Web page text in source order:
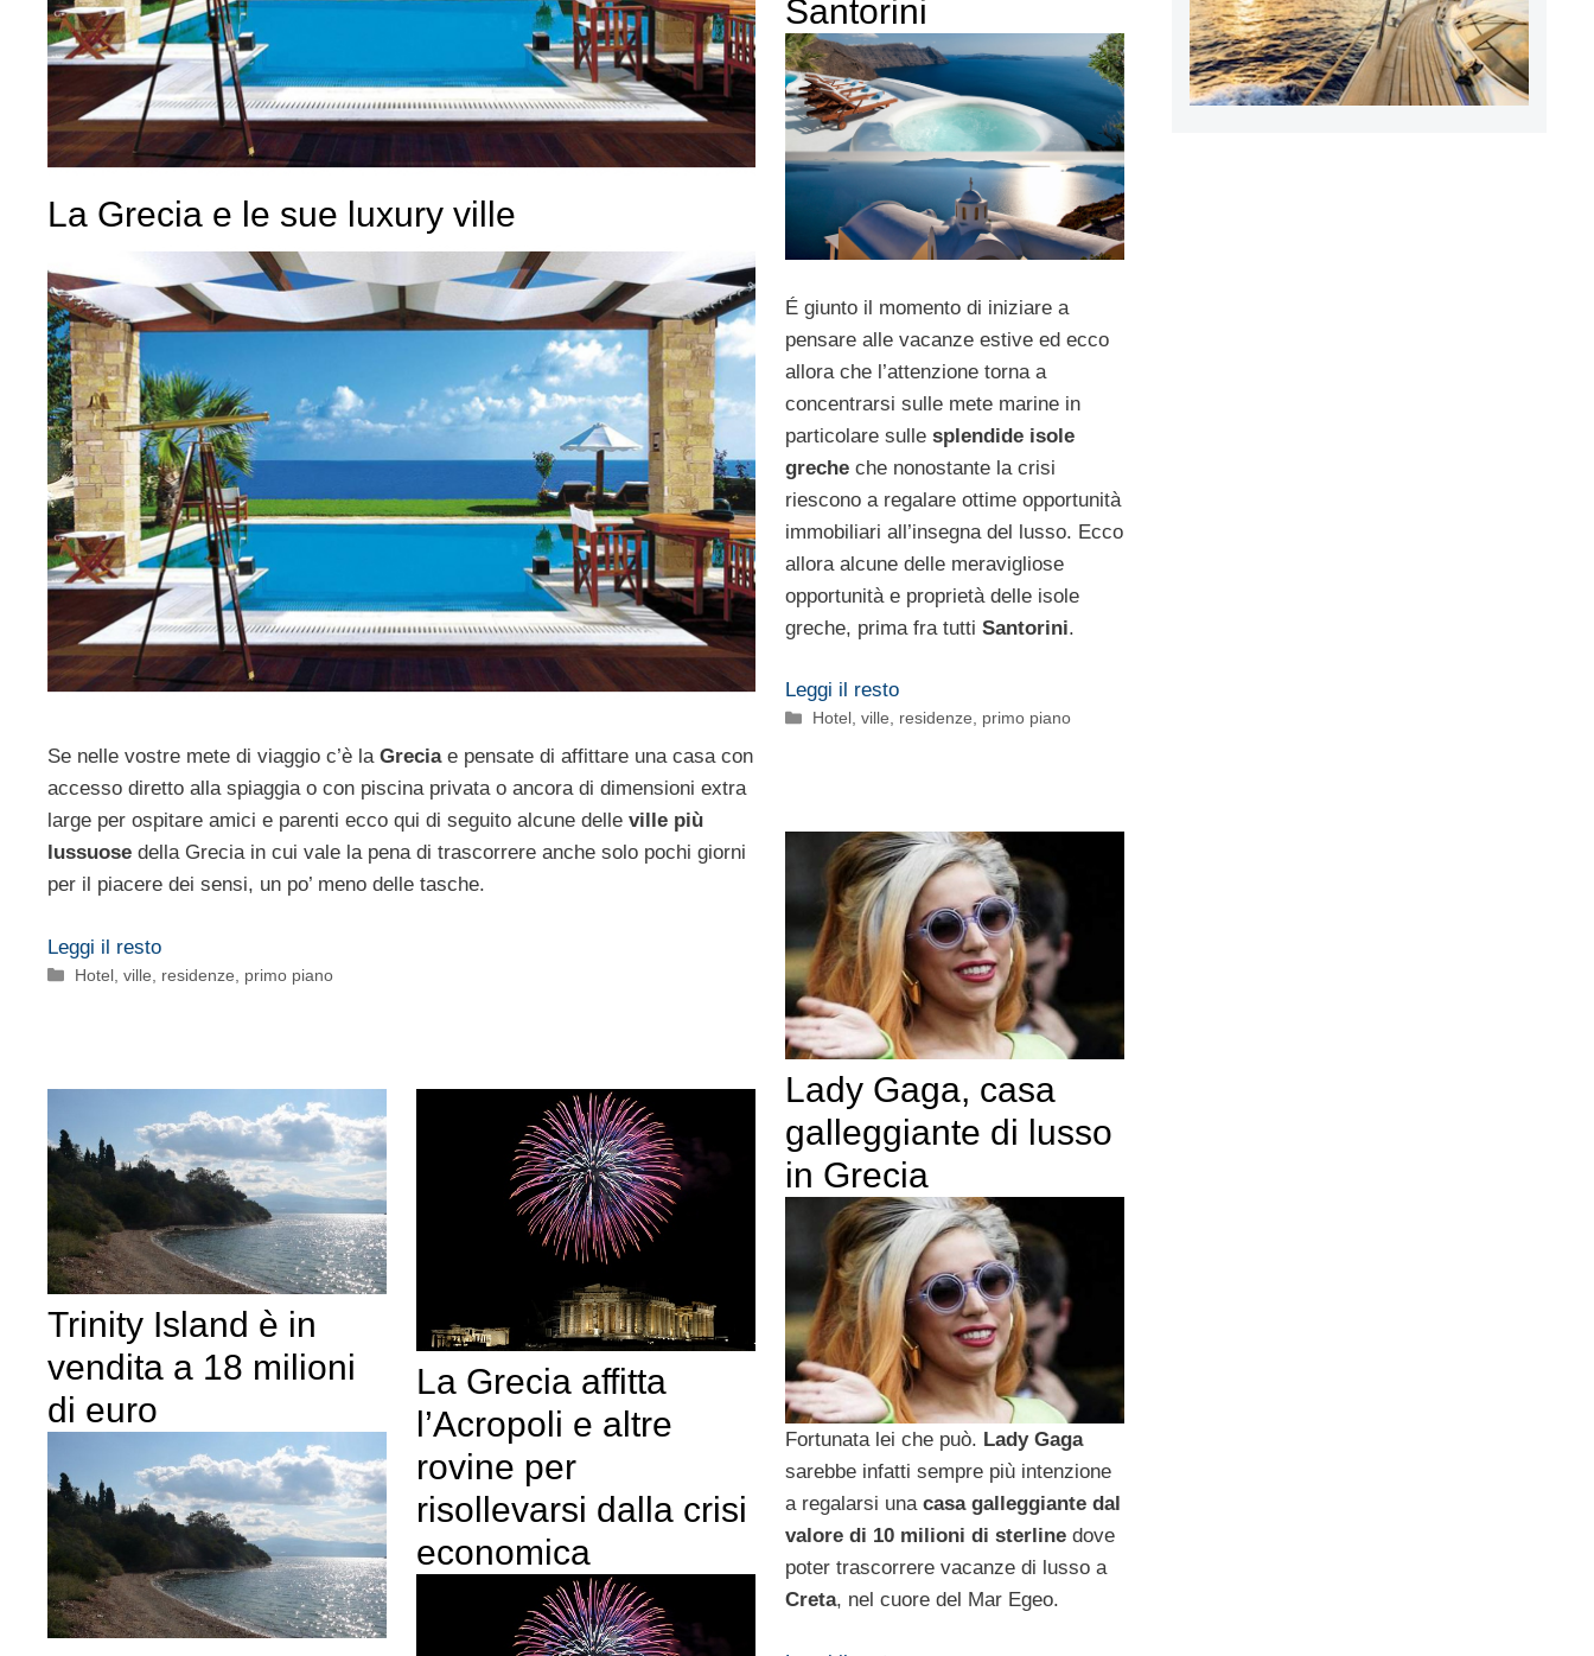
La Grecia e le sue luxury ville
Se nelle vostre mete di viaggio c’è la Greciae pensate di affittare una casa con
accesso diretto alla spiaggia o con piscina privata o ancora di dimensioni extra
large per ospitare amici e parenti ecco qui di seguito alcune delle ville più
lussuose della Grecia in cui vale la pena di trascorrere anche solo pochi giorni
per il piacere dei sensi, un po’ meno delle tasche.
Leggi il resto
Categorie
Hotel, ville, residenze primo piano
Santorini
É giunto il momento di iniziare a
pensare alle vacanze estive ed ecco
allora che l’attenzione torna a
concentrarsi sulle mete marine in
particolare sulle splendide isole
grecheche nonostante la crisi
riescono a regalare ottime opportunità
immobiliari all’insegna del lusso. Ecco
allora alcune delle meravigliose
opportunità e proprietà delle isole
greche, prima fra tutti Santorini.
Leggi il resto
Categorie
Hotel, ville, residenze primo piano
Lady Gaga, casa
galleggiante di lusso
in Grecia
Fortunata lei che può. Lady Gaga
sarebbe infatti sempre più intenzione
a regalarsi una casa galleggiante dal
valore di 10 milioni di sterlinedove
poter trascorrere vacanze di lusso a
Creta, nel cuore del Mar Egeo.
Trinity Island è in
vendita a 18 milioni
di euro
La Grecia affitta
l’Acropoli e altre
rovine per
risollevarsi dalla crisi
economica